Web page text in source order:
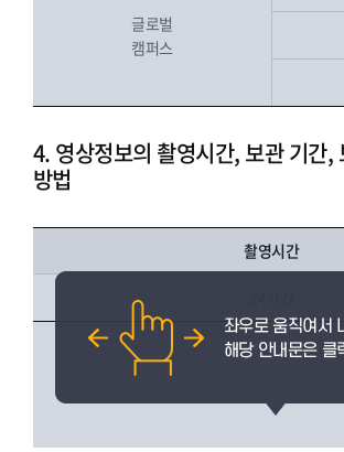
글로벌
캠퍼스
4. 영상정보의 촬영시간, 보관 기간,
방법
촬영시간